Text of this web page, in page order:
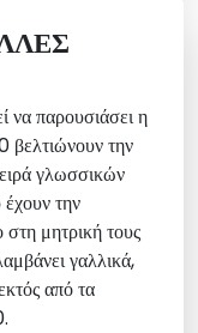
να παρουσιάσει η
την
γλωσσικών
την
μητρική τους
γαλλικά,
από τα